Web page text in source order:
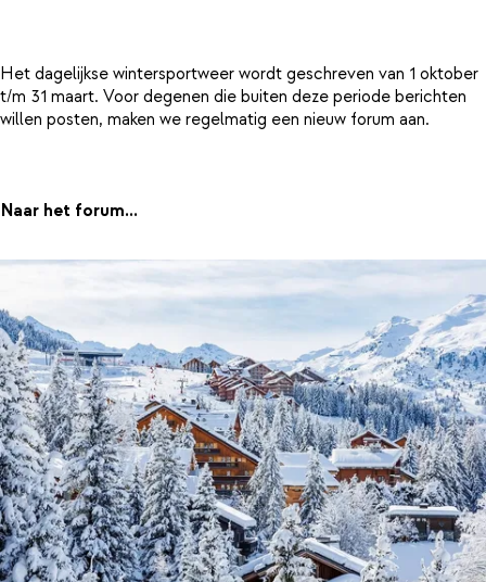
Het dagelijkse wintersportweer wordt geschreven van 1 oktober
t/m 31 maart. Voor degenen die buiten deze periode berichten
willen posten, maken we regelmatig een nieuw forum aan.
Naar het forum...